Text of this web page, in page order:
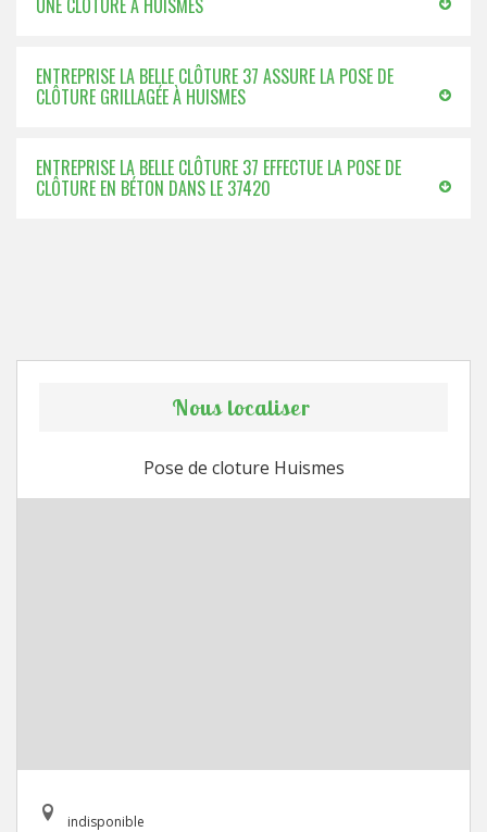
UNE CLÔTURE À HUISMES
ENTREPRISE LA BELLE CLÔTURE 37 ASSURE LA POSE DE
CLÔTURE GRILLAGÉE À HUISMES
ENTREPRISE LA BELLE CLÔTURE 37 EFFECTUE LA POSE DE
CLÔTURE EN BÉTON DANS LE 37420
Nous localiser
Pose de cloture Huismes
indisponible